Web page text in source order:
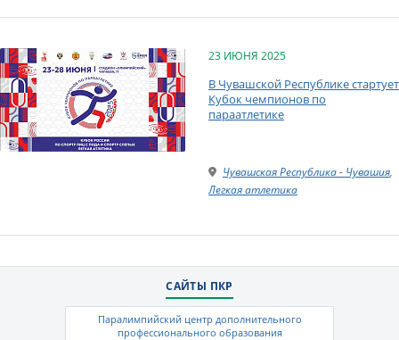
23 ИЮНЯ 2025
В Чувашской Республике стартует
Кубок чемпионов по
параатлетике
Чувашская Республика - Чувашия,
Легкая атлетика
САЙТЫ ПКР
Паралимпийский центр дополнительного
профессионального образования